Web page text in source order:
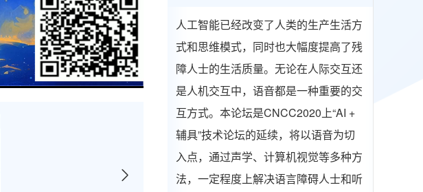
人工智能已经改变了人类的生产生活方
式和思维模式，同时也大幅度提高了残
障人士的生活质量。无论在人际交互还
是人机交互中，语音都是一种重要的交
互方式。本论坛是CNCC2020上“AI +
辅具”技术论坛的延续，将以语音为切
入点，通过声学、计算机视觉等多种方
法，一定程度上解决语言障碍人士和听